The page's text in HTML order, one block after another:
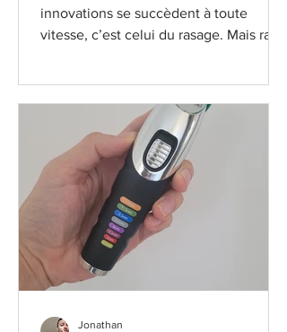
innovations se succèdent à toute
vitesse, c’est celui du rasage. Mais rares
focus sur le Laifen T1 Pro , un rasoir
électrique haut de gamme qui
ambitionne clairement de s’imposer
comme le nouveau standard du
grooming premium. Moteur linéaire de
12 000 CPM, design monobloc ultra
épuré, batterie longue durée… Voici
tout ce qu’il faut savoir. L
Jonathan